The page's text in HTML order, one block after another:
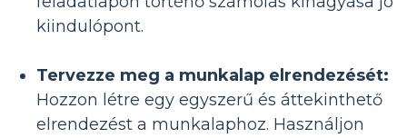
kiindulópont.
Tervezze meg a munkalap elrendezését:
Hozzon létre egy egyszerű és áttekinthető
elrendezést a munkalaphoz. Használjon